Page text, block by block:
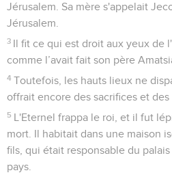
Jérusalem. Sa mère s'appelait
Jérusalem.
3 Il fit ce qui est droit aux yeux de
comme l’avait fait son père
4 Toutefois, les hauts lieux ne
offrait encore des sacrifices et des
5 L'Eternel frappa le roi, et il fut
mort. Il habitait dans une maison
fils, qui était responsable du
pays.